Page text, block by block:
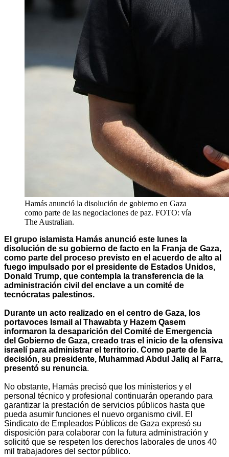
Hamás anunció la disolución de gobierno en Gaza
como parte de las negociaciones de paz. FOTO: vía
The Australian.
El grupo islamista Hamás anunció este lunes la
disolución de su gobierno de facto en la Franja de Gaza,
como parte del proceso previsto en el acuerdo de alto al
fuego impulsado por el presidente de Estados Unidos,
Donald Trump, que contempla la transferencia de la
administración civil del enclave a un comité de
tecnócratas palestinos.
Durante un acto realizado en el centro de Gaza, los
portavoces Ismail al Thawabta y Hazem Qasem
informaron la desaparición del Comité de Emergencia
del Gobierno de Gaza, creado tras el inicio de la ofensiva
israelí para administrar el territorio. Como parte de la
decisión, su presidente, Muhammad Abdul Jaliq al Farra,
presentó su renuncia.
No obstante, Hamás precisó que los ministerios y el
personal técnico y profesional continuarán operando para
garantizar la prestación de servicios públicos hasta que
pueda asumir funciones el nuevo organismo civil. El
Sindicato de Empleados Públicos de Gaza expresó su
disposición para colaborar con la futura administración y
solicitó que se respeten los derechos laborales de unos 40
mil trabajadores del sector público.